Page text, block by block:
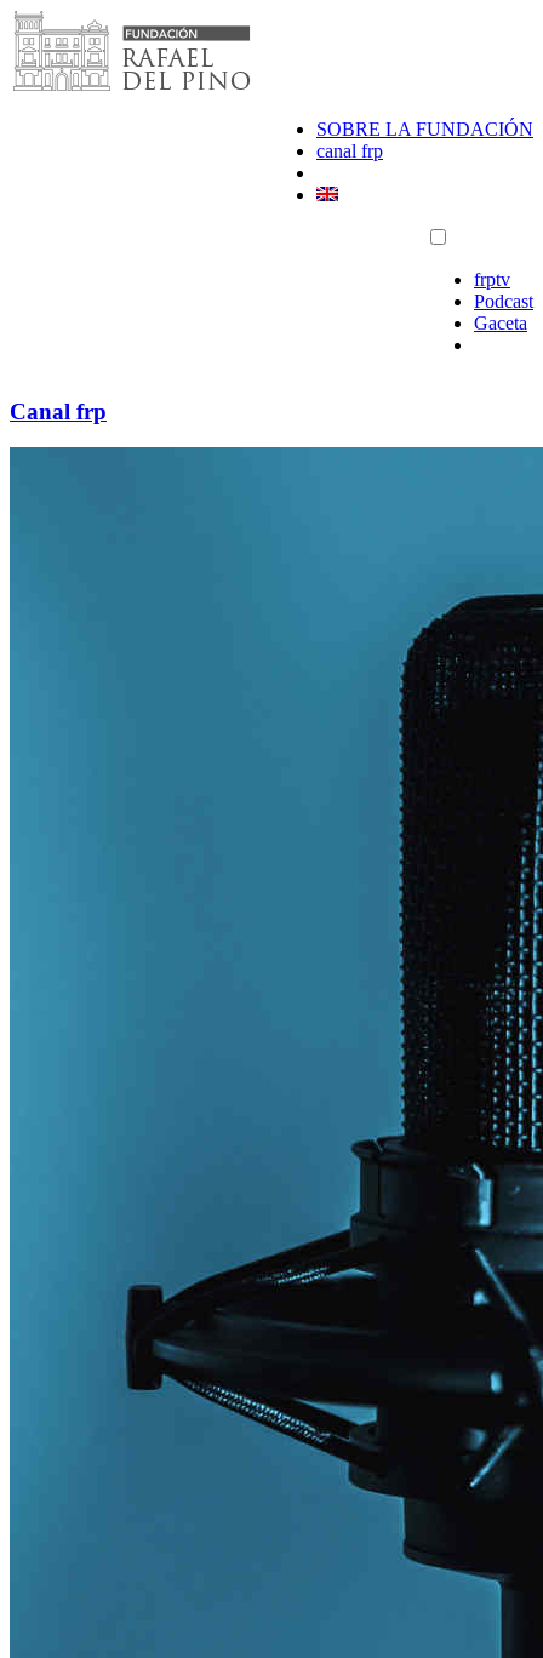
Saltar
al
contenido
SOBRE LA FUNDACIÓN
canal frp
frptv
Podcast
Gaceta
Canal frp